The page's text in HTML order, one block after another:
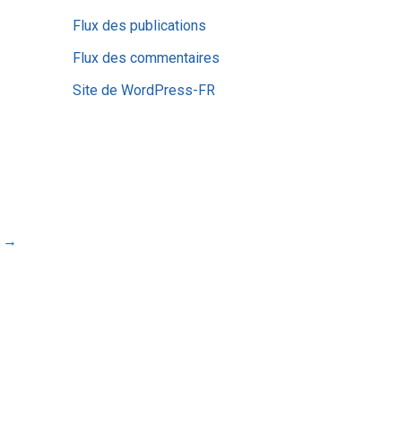
→
Flux des publications
Flux des commentaires
Site de WordPress-FR